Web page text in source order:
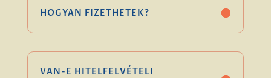
HOGYAN FIZETHETEK?
VAN-E HITELFELVÉTELI